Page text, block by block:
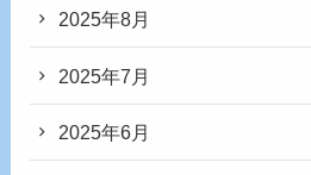
2025年8月
2025年7月
2025年6月